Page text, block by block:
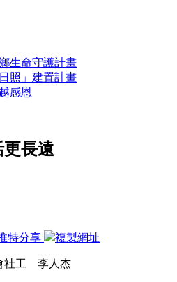
長遠
特分享 複製網址
社工 李人杰